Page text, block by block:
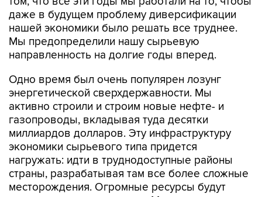
даже в будущем проблему диверсификации
нашей экономики было решать все труднее.
Мы предопределили нашу сырьевую
направленность на долгие годы вперед.
Одно время был очень популярен лозунг
энергетической сверхдержавности. Мы
активно строили и строим новые нефте- и
газопроводы, вкладывая туда десятки
миллиардов долларов. Эту инфраструктуру
экономики сырьевого типа придется
нагружать: идти в труднодоступные районы
страны, разрабатывая там все более сложные
месторождения. Огромные ресурсы будут